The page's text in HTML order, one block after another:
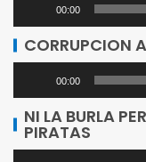
Reproductor
de
audio
00:00
CORRUPCION
Reproductor
de
audio
00:00
NI LA BURLA
PIRATAS